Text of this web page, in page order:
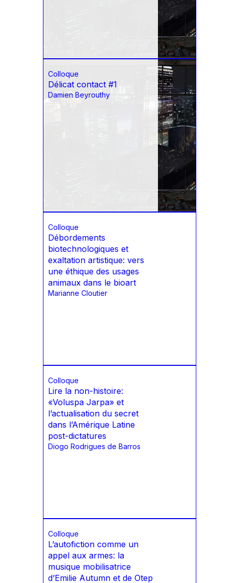
Colloque
Délicat contact #1
Damien Beyrouthy
Colloque
Débordements
biotechnologiques et
exaltation artistique: vers
une éthique des usages
animaux dans le bioart
Marianne Cloutier
Colloque
Lire la non-histoire:
«Voluspa Jarpa» et
l’actualisation du secret
dans l’Amérique Latine
post-dictatures
Diogo Rodrigues de Barros
Colloque
L’autofiction comme un
appel aux armes: la
musique mobilisatrice
d’Emilie Autumn et de Otep